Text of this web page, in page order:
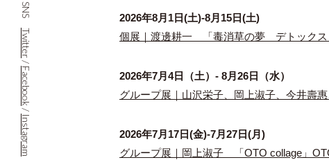
2026年8月1日(土)-8月15日(土)
個展｜渡邊耕一 「毒消草の夢 デトック
2026年7月4日（土）- 8月26日（水）
グループ展｜山沢栄子、岡上淑子、今井壽
2026年7月17日(金)-7月27日(月)
グループ展｜岡上淑子 「OTO collage」
SNS
Twitter
/
Facebook
/
Instagram